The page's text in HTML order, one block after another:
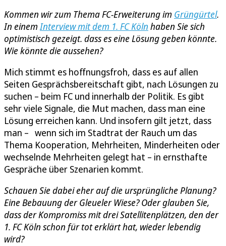
Kommen wir zum Thema FC-Erweiterung im Grüngürtel.
In einemInterview mit dem 1. FC Köln haben Sie sich
optimistisch gezeigt. dass es eine Lösung geben könnte.
Wie könnte die aussehen?
Mich stimmt es hoffnungsfroh, dass es auf allen
Seiten Gesprächsbereitschaft gibt, nach Lösungen zu
suchen – beim FC und innerhalb der Politik. Es gibt
sehr viele Signale, die Mut machen, dass man eine
Lösung erreichen kann. Und insofern gilt jetzt, dass
man – wenn sich im Stadtrat der Rauch um das
Thema Kooperation, Mehrheiten, Minderheiten oder
wechselnde Mehrheiten gelegt hat – in ernsthafte
Gespräche über Szenarien kommt.
Schauen Sie dabei eher auf die ursprüngliche Planung?
Eine Bebauung der Gleueler Wiese? Oder glauben Sie,
dass der Kompromiss mit drei Satellitenplätzen, den der
1. FC Köln schon für tot erklärt hat, wieder lebendig
wird?